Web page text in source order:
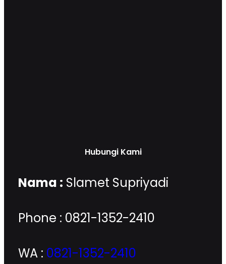
Hubungi Kami
Nama : Slamet Supriyadi
Phone : 0821-1352-2410
WA : 0821-1352-2410